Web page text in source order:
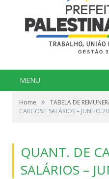
MENU
Home » TABELA DE
CARGOS E SALÁRIOS – JUNHO
QUANT. DE
SALÁRIOS –